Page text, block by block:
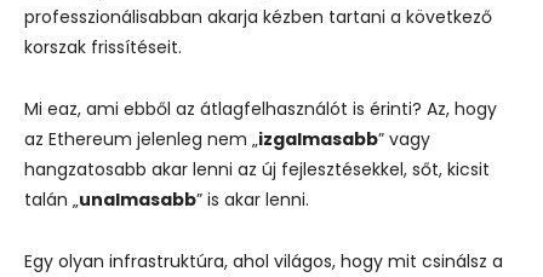
professzionálisabban akarja kézben tartani a következő
korszak frissítéseit.
Mi eaz, ami ebből az átlagfelhasználót is érinti? Az, hogy
az Ethereum jelenleg nem „izgalmasabb” vagy
hangzatosabb akar lenni az új fejlesztésekkel, sőt, kicsit
talán „unalmasabb” is akar lenni.
Egy olyan infrastruktúra, ahol világos, hogy mit csinálsz a